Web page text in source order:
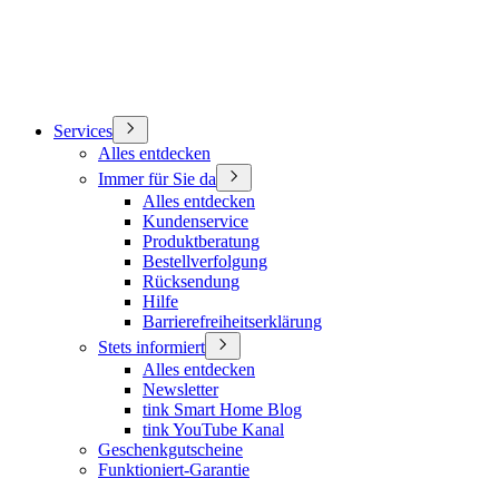
Services
Alles entdecken
Immer für Sie da
Alles entdecken
Kundenservice
Produktberatung
Bestellverfolgung
Rücksendung
Hilfe
Barrierefreiheitserklärung
Stets informiert
Alles entdecken
Newsletter
tink Smart Home Blog
tink YouTube Kanal
Geschenkgutscheine
Funktioniert-Garantie